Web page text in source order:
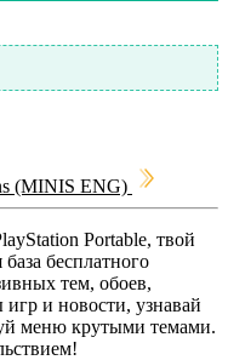
(MINIS ENG)
Portable, твой
бесплатного
тем, обоев,
и новости, узнавай
меню крутыми темами.